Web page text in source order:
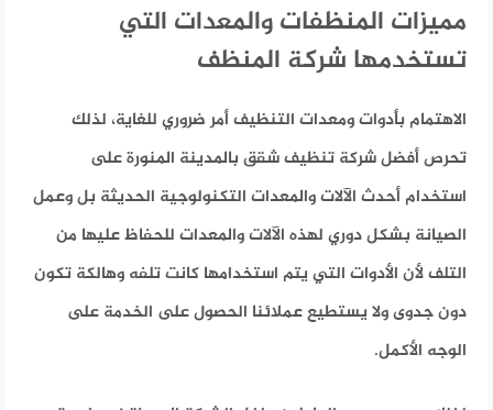
مميزات المنظفات والمعدات التي
تستخدمها شركة المنظف
الاهتمام بأدوات ومعدات التنظيف أمر ضروري للغاية، لذلك
تحرص أفضل شركة تنظيف شقق بالمدينة المنورة على
استخدام أحدث الآلات والمعدات التكنولوجية الحديثة بل وعمل
الصيانة بشكل دوري لهذه الآلات والمعدات للحفاظ عليها من
التلف لأن الأدوات التي يتم استخدامها كانت تلفه وهالكة تكون
دون جدوى ولا يستطيع عملائنا الحصول على الخدمة على
الوجه الأكمل.